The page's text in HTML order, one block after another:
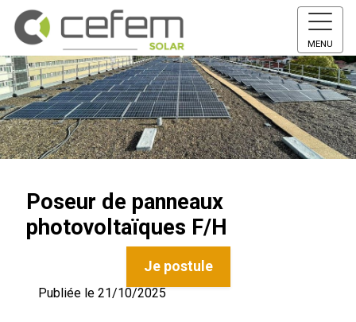
MENU
Poseur de panneaux
photovoltaïques F/H
Je postule
Publiée le 21/10/2025